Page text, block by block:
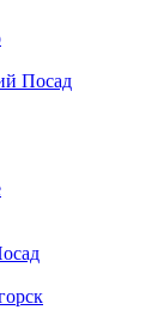
Посад